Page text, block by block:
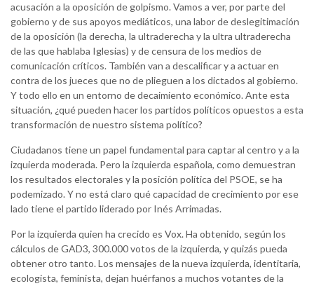
acusación a la oposición de golpismo. Vamos a ver, por parte del
gobierno y de sus apoyos mediáticos, una labor de deslegitimación
de la oposición (la derecha, la ultraderecha y la ultra ultraderecha
de las que hablaba Iglesias) y de censura de los medios de
comunicación críticos. También van a descalificar y a actuar en
contra de los jueces que no de plieguen a los dictados al gobierno.
Y todo ello en un entorno de decaimiento económico. Ante esta
situación, ¿qué pueden hacer los partidos políticos opuestos a esta
transformación de nuestro sistema político?
Ciudadanos tiene un papel fundamental para captar al centro y a la
izquierda moderada. Pero la izquierda española, como demuestran
los resultados electorales y la posición política del PSOE, se ha
podemizado. Y no está claro qué capacidad de crecimiento por ese
lado tiene el partido liderado por Inés Arrimadas.
Por la izquierda quien ha crecido es Vox. Ha obtenido, según los
cálculos de GAD3, 300.000 votos de la izquierda, y quizás pueda
obtener otro tanto. Los mensajes de la nueva izquierda, identitaria,
ecologista, feminista, dejan huérfanos a muchos votantes de la